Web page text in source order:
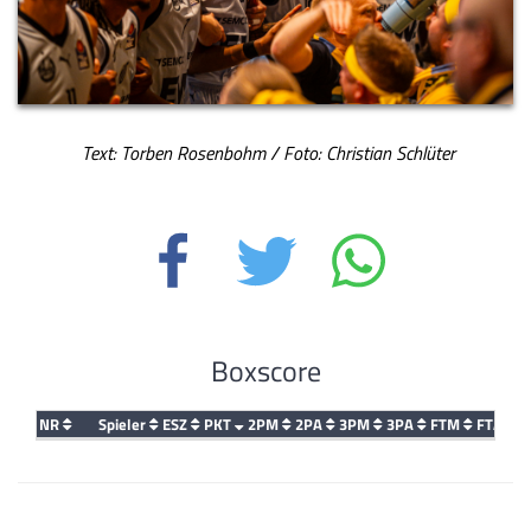
Text: Torben Rosenbohm / Foto: Christian Schlüter
Boxscore
NR Spieler ESZ PKT 2PM 2PA 3PM 3PA FTM FTA